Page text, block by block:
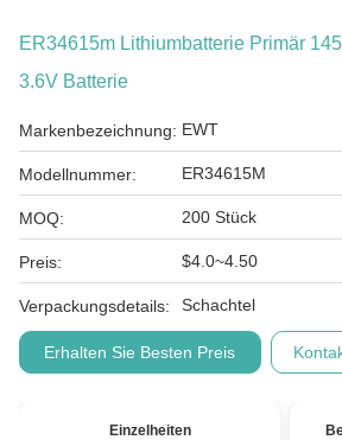
ER34615m Lithiumbatterie Primär
3.6V Batterie
Markenbezeichnung: EWT
Modellnummer: ER34615M
MOQ: 200 Stück
Preis: $4.0~4.50
Verpackungsdetails: Schachtel
Erhalten Sie Besten Preis
Einzelheiten